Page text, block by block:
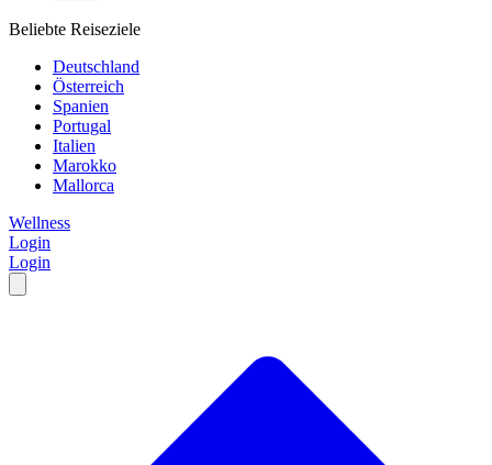
Beliebte Reiseziele
Deutschland
Österreich
Spanien
Portugal
Italien
Marokko
Mallorca
Wellness
Login
Login